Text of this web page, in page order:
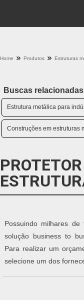
Home Produtos
Buscas
Estrutura metálica para
Construções em estruturas
Possuindo milhares
solução business to
Para realizar um
selecione um dos